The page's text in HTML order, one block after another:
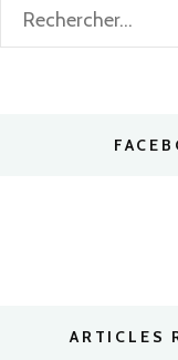
Rechercher :
ARTICLES